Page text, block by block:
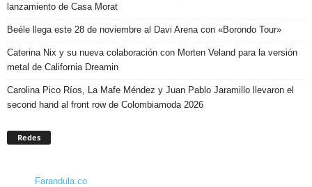
lanzamiento de Casa Morat
Beéle llega este 28 de noviembre al Davi Arena con «Borondo Tour»
Caterina Nix y su nueva colaboración con Morten Veland para la versión
metal de California Dreamin
Carolina Pico Ríos, La Mafe Méndez y Juan Pablo Jaramillo llevaron el
second hand al front row de Colombiamoda 2026
Redes
Farandula.co